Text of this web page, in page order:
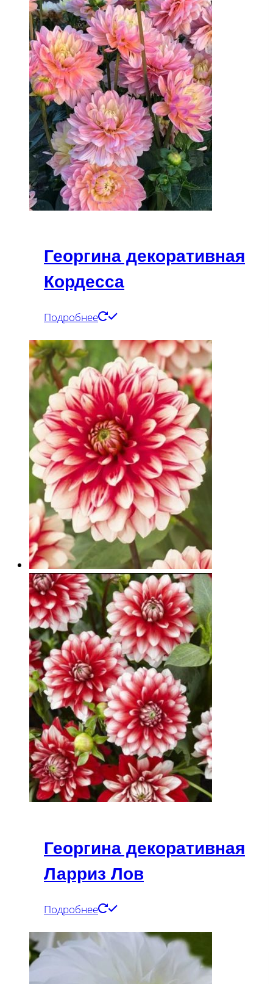
Георгина декоративная
Кордесса
Подробнее
Георгина декоративная
Ларриз Лов
Подробнее